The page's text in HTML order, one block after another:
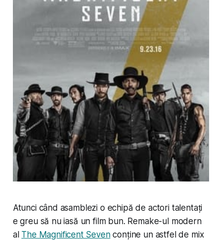
Atunci când asamblezi o echipă de actori talentați
e greu să nu iasă un film bun. Remake-ul modern
al The Magnificent Sevenconține un astfel de mix